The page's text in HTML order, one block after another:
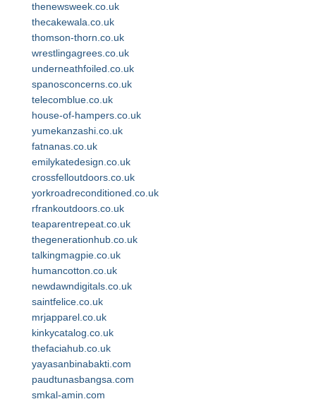
thenewsweek.co.uk
thecakewala.co.uk
thomson-thorn.co.uk
wrestlingagrees.co.uk
underneathfoiled.co.uk
spanosconcerns.co.uk
telecomblue.co.uk
house-of-hampers.co.uk
yumekanzashi.co.uk
fatnanas.co.uk
emilykatedesign.co.uk
crossfelloutdoors.co.uk
yorkroadreconditioned.co.uk
rfrankoutdoors.co.uk
teaparentrepeat.co.uk
thegenerationhub.co.uk
talkingmagpie.co.uk
humancotton.co.uk
newdawndigitals.co.uk
saintfelice.co.uk
mrjapparel.co.uk
kinkycatalog.co.uk
thefaciahub.co.uk
yayasanbinabakti.com
paudtunasbangsa.com
smkal-amin.com